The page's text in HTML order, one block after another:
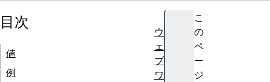
こ
の
ペ
ー
ジ
目次
値
例
ウ
ェ
ブ
ワ